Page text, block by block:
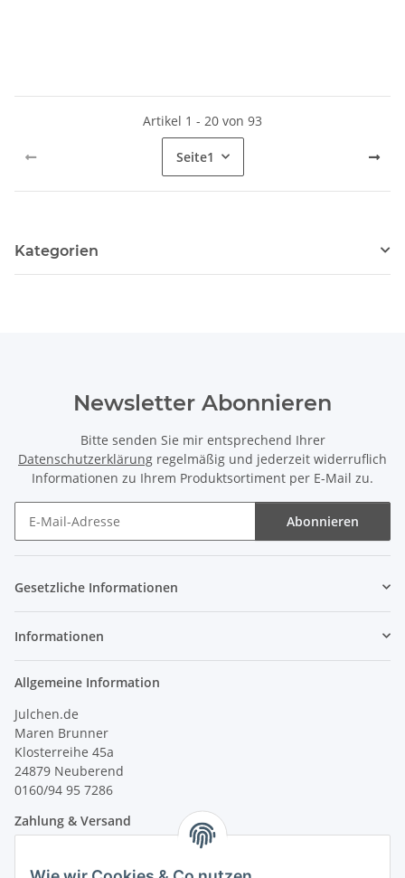
Artikel 1 - 20 von 93
Seite1
Kategorien
Newsletter Abonnieren
Bitte senden Sie mir entsprechend Ihrer
Datenschutzerklärung regelmäßig und jederzeit widerruflich
Informationen zu Ihrem Produktsortiment per E-Mail zu.
Abonnieren
Gesetzliche Informationen
Informationen
Allgemeine Information
Julchen.de
Maren Brunner
Klosterreihe 45a
24879 Neuberend
0160/94 95 7286
Zahlung & Versand